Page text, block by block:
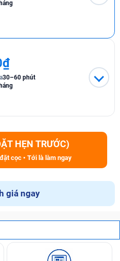
30–60 phút
HẸN TRƯỚC)
cọc • Tới là làm ngay
giá ngay